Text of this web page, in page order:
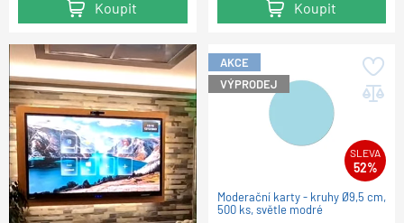
Koupit Koupit
AKCE
VÝPRODEJ
SLEVA
52%
Moderační karty - kruhy Ø9,5 cm,
500 ks, světle modré